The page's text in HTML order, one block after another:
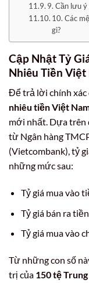
9. Cần lưu
10. Các
gì?
Cập Nhật Tỷ
Nhiêu Tiền Việt
Để trả lời chính xác
nhiêu tiền Việt
mới nhất. Dựa trên
từ Ngân hàng
(Vietcombank), tỷ
những mức sau:
Tỷ giá mua vào
Tỷ giá bán ra
Tỷ giá mua vào
Từ những con số
trị của 150 tệ